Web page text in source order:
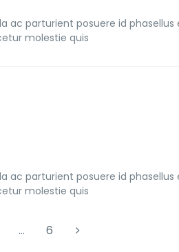
ac parturient posuere id
molestie quis
ac parturient posuere id
molestie quis
… 6